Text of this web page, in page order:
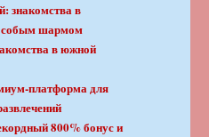
знакомства в
шармом
в южной
платформа для
800% бонус и